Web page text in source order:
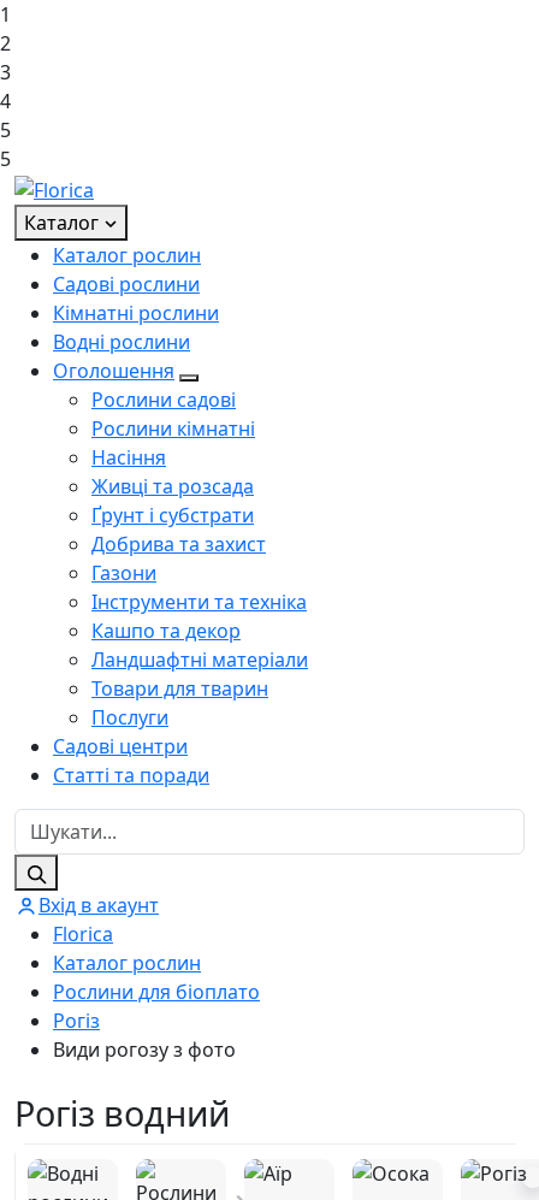
1
2
3
4
5
5
Каталог
Каталог рослин
Садові рослини
Кімнатні рослини
Водні рослини
Оголошення
Рослини садові
Рослини кімнатні
Насіння
Живці та розсада
Ґрунт і субстрати
Добрива та захист
Газони
Інструменти та техніка
Кашпо та декор
Ландшафтні матеріали
Товари для тварин
Послуги
Садові центри
Статті та поради
Вхід в акаунт
Florica
Каталог рослин
Рослини для біоплато
Рогіз
Види рогозу з фото
Рогіз водний